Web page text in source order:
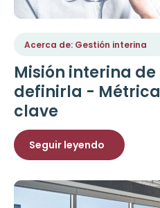
Acerca de: Gestión interina
Misión interina de
definirla -
clave
Seguir leyendo